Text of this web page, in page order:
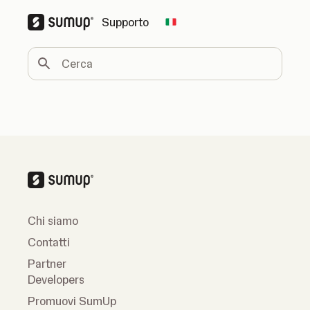
Supporto Change country
Cerca
Chi siamo
Contatti
Partner
Developers
Promuovi SumUp